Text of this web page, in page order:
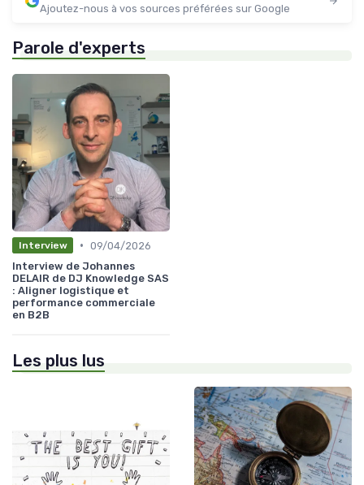
Ajoutez-nous à vos sources préférées sur Google
Parole d'experts
Interview • 09/04/2026
Interview de Johannes
DELAIR de DJ Knowledge SAS
: Aligner logistique et
performance commerciale
en B2B
Les plus lus